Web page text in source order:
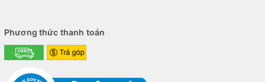
Phương thức thanh toán